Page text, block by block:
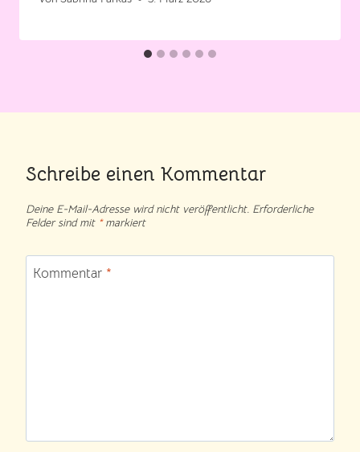
Schreibe einen Kommentar
Deine E-Mail-Adresse wird nicht veröffentlicht. Erforderliche
Felder sind mit *markiert
Kommentar *